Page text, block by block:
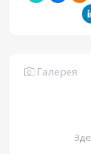
Галерея